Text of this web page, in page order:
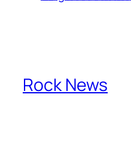
Rock News